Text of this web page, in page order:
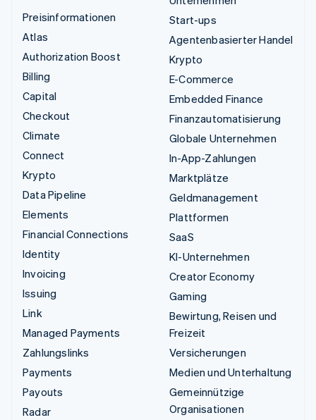
Preisinformationen
Atlas
Authorization Boost
Billing
Capital
Checkout
Climate
Connect
Krypto
Data Pipeline
Elements
Financial Connections
Identity
Invoicing
Issuing
Link
Managed Payments
Zahlungslinks
Payments
Payouts
Radar
Start-ups
Agentenbasierter Handel
Krypto
E-Commerce
Embedded Finance
Finanzautomatisierung
Globale Unternehmen
In-App-Zahlungen
Marktplätze
Geldmanagement
Plattformen
SaaS
KI-Unternehmen
Creator Economy
Gaming
Bewirtung, Reisen und
Freizeit
Versicherungen
Medien und Unterhaltung
Gemeinnützige
Organisationen